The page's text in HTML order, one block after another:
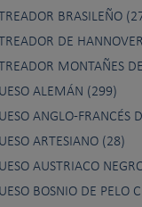
BRASILEÑO
DE
MONTAÑES
ALEMÁN (299)
ANGLO-
ARTESIANO (28)
AUSTRIACO
BOSNIO DE PELO